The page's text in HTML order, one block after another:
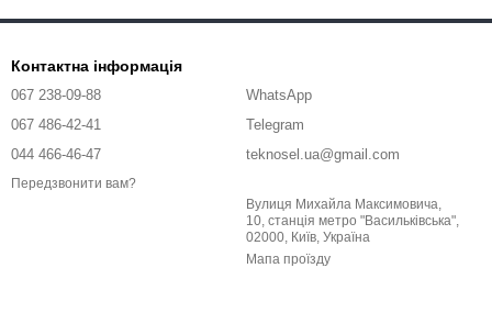
Контактна інформація
067 238-09-88
067 486-42-41
044 466-46-47
Передзвонити вам?
WhatsApp
Telegram
teknosel.ua@gmail.com
Вулиця Михайла Максимовича,
10, станція метро "Васильківська",
02000, Київ, Україна
Мапа проїзду